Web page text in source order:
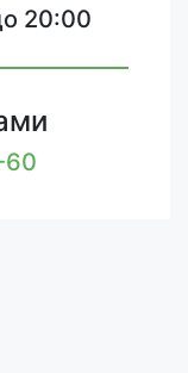
20:00
60